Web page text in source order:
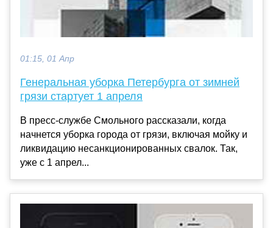
01:15, 01 Апр
Генеральная уборка Петербурга от зимней
грязи стартует 1 апреля
В пресс-службе Смольного рассказали, когда
начнется уборка города от грязи, включая мойку и
ликвидацию несанкционированных свалок. Так,
уже с 1 апрел...